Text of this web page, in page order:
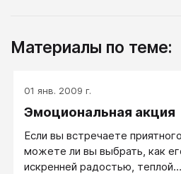
Материалы по теме:
01 янв. 2009 г.
Эмоциональная акция
Если вы встречаете
можете ли вы выбрать, как
искренней радостью, теплой